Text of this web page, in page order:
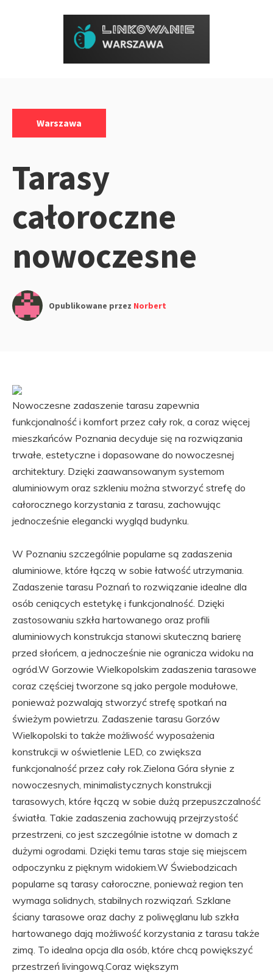
Warszawa
Tarasy
całoroczne
nowoczesne
Opublikowane przez Norbert
Nowoczesne zadaszenie tarasu zapewnia
funkcjonalność i komfort przez cały rok, a coraz więcej
mieszkańców Poznania decyduje się na rozwiązania
trwałe, estetyczne i dopasowane do nowoczesnej
architektury. Dzięki zaawansowanym systemom
aluminiowym oraz szkleniu można stworzyć strefę do
całorocznego korzystania z tarasu, zachowując
jednocześnie elegancki wygląd budynku.
W Poznaniu szczególnie popularne są zadaszenia
aluminiowe, które łączą w sobie łatwość utrzymania.
Zadaszenie tarasu Poznań to rozwiązanie idealne dla
osób ceniących estetykę i funkcjonalność. Dzięki
zastosowaniu szkła hartowanego oraz profili
aluminiowych konstrukcja stanowi skuteczną barierę
przed słońcem, a jednocześnie nie ogranicza widoku na
ogród.W Gorzowie Wielkopolskim zadaszenia tarasowe
coraz częściej tworzone są jako pergole modułowe,
ponieważ pozwalają stworzyć strefę spotkań na
świeżym powietrzu. Zadaszenie tarasu Gorzów
Wielkopolski to także możliwość wyposażenia
konstrukcji w oświetlenie LED, co zwiększa
funkcjonalność przez cały rok.Zielona Góra słynie z
nowoczesnych, minimalistycznych konstrukcji
tarasowych, które łączą w sobie dużą przepuszczalność
światła. Takie zadaszenia zachowują przejrzystość
przestrzeni, co jest szczególnie istotne w domach z
dużymi ogrodami. Dzięki temu taras staje się miejscem
odpoczynku z pięknym widokiem.W Świebodzicach
popularne są tarasy całoroczne, ponieważ region ten
wymaga solidnych, stabilnych rozwiązań. Szklane
ściany tarasowe oraz dachy z poliwęglanu lub szkła
hartowanego dają możliwość korzystania z tarasu także
zimą. To idealna opcja dla osób, które chcą powiększyć
przestrzeń livingową.Coraz większym